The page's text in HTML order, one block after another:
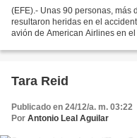
(EFE).- Unas 90 personas, más
resultaron heridas en el
avión de American Airlines en
Tara Reid
Publicado en 24/12/a. m. 03:22
Por Antonio Leal Aguilar